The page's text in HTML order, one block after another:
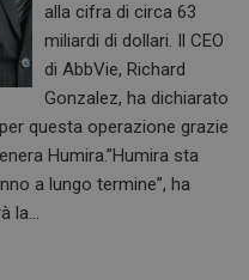
alla cifra di circa 63
miliardi di dollari. Il CEO
di AbbVie, Richard
Gonzalez, ha dichiarato
questa operazione grazie
Humira.”Humira sta
a lungo termine”, ha
la…